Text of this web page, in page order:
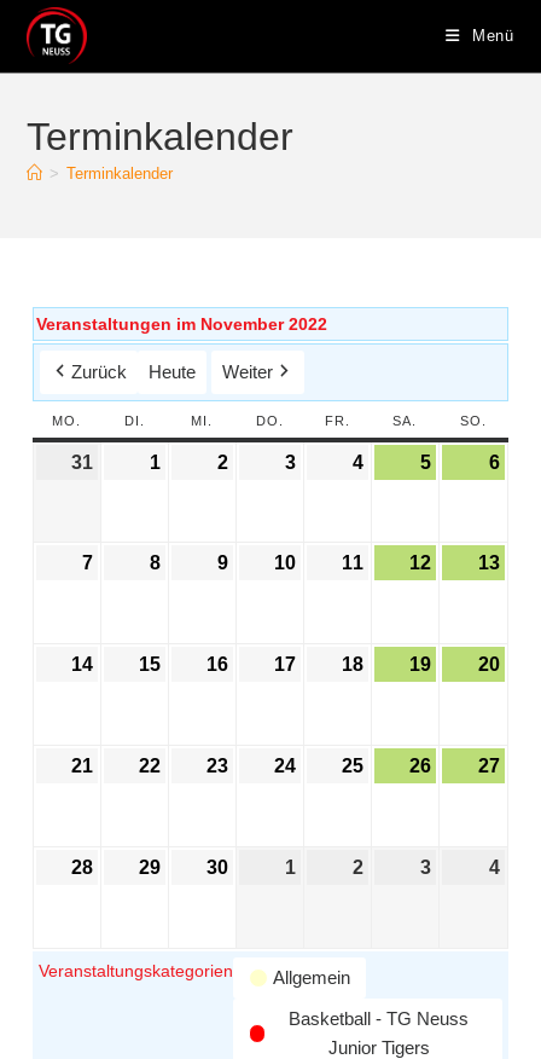
Menü
Terminkalender
> Terminkalender
Veranstaltungen im November 2022
Zurück Heute Weiter
MO. DI. MI. DO. FR. SA. SO.
31 1 2 3 4 5 6
7 8 9 10 11 12 13
14 15 16 17 18 19 20
21 22 23 24 25 26 27
28 29 30 1 2 3 4
Veranstaltungskategorien
Allgemein
Basketball - TG Neuss
Junior Tigers